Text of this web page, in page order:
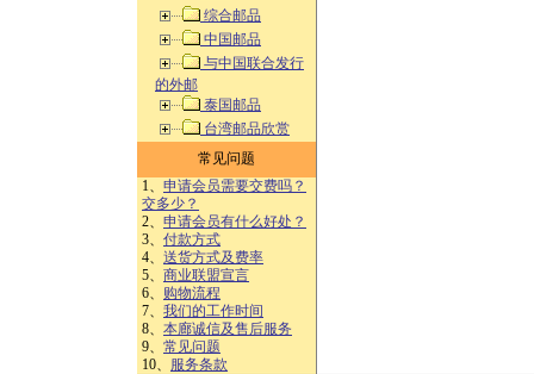
综合邮品
中国邮品
与中国联合发行
的外邮
泰国邮品
台湾邮品欣赏
常见问题
1、 申请会员需要交费吗？
交多少？
2、 申请会员有什么好处？
3、 付款方式
4、 送货方式及费率
5、 商业联盟宣言
6、 购物流程
7、 我们的工作时间
8、 本廊诚信及售后服务
9、 常见问题
10、 服务条款